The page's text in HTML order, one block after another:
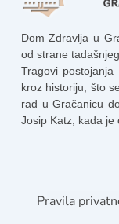
Dom Zdravlja u
od strane
Tragovi
kroz historiju, što
rad u Gračanicu
Josip Katz, kada je
Pravila